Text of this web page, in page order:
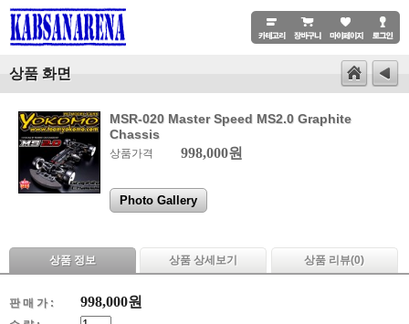
상품 화면
MSR-020 Master Speed ​​MS2.0 Graphite
Chassis
상품가격 998,000원
Photo Gallery
상품 정보 상품 상세보기 상품 리뷰(0)
판 매 가 : 998,000원